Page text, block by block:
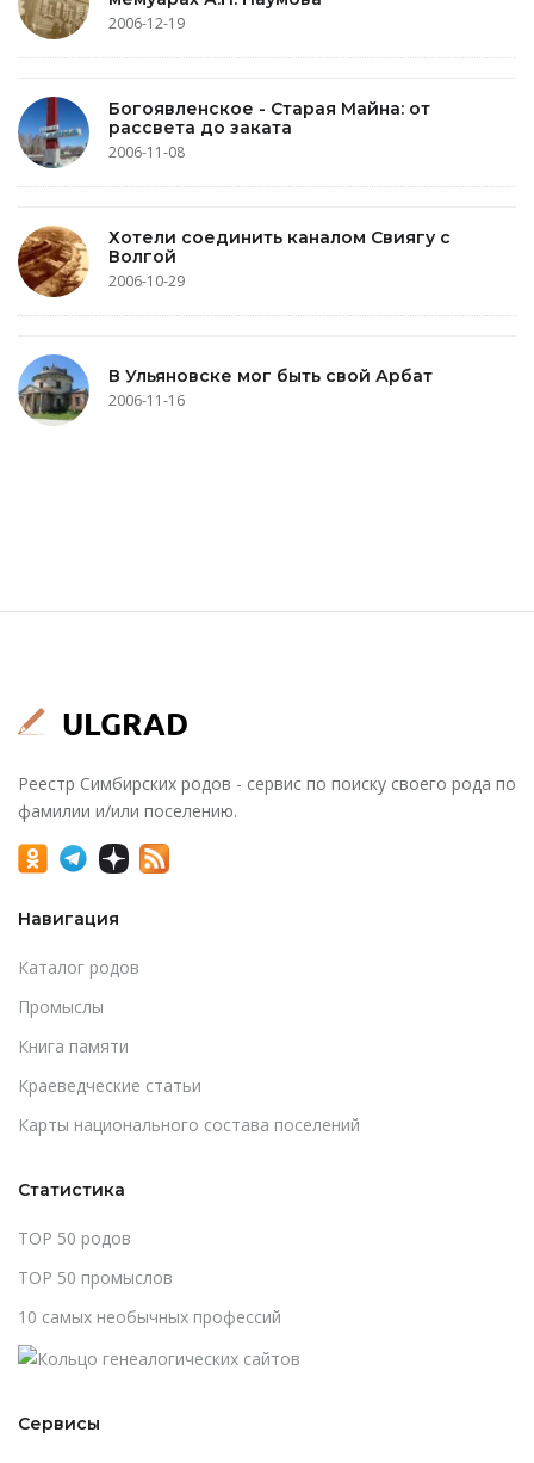
2006-12-19
Богоявленское - Старая Майна: от
рассвета до заката
2006-11-08
Хотели соединить каналом Свиягу с
Волгой
2006-10-29
В Ульяновске мог быть свой Арбат
2006-11-16
Реестр Симбирских родов - сервис по поиску своего рода по
фамилии и/или поселению.
Навигация
Каталог родов
Промыслы
Книга памяти
Краеведческие статьи
Карты национального состава поселений
Статистика
TOP 50 родов
TOP 50 промыслов
10 самых необычных профессий
Сервисы